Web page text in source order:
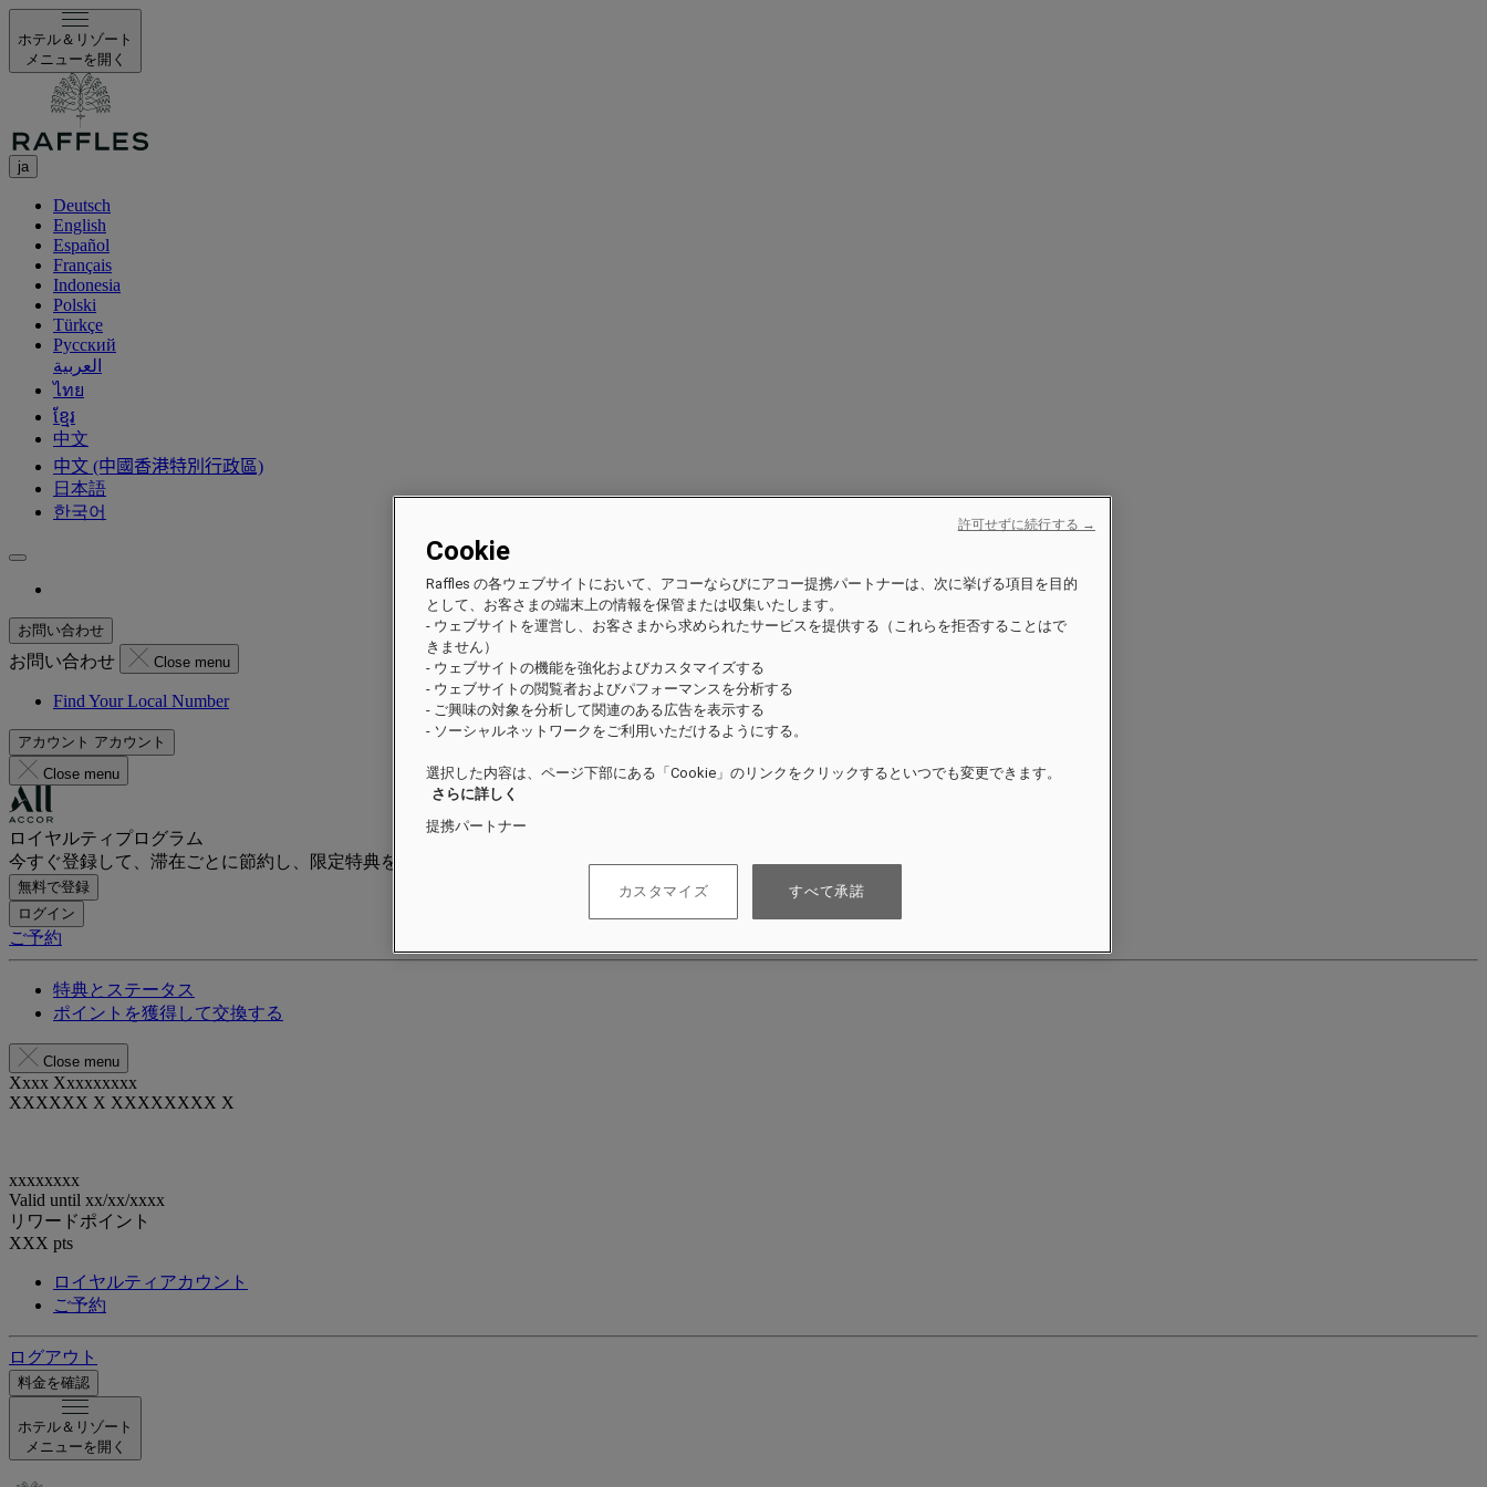
ホテル＆リゾート
メニューを開く
ja
Deutsch
English
Español
Français
Indonesia
Polski
Türkçe
Русский
العربية
ไทย
ខ្មែរ
中文
中文 (中國香港特別行政區)
日本語
한국어
お問い合わせ
お問い合わせ Close menu
Find Your Local Number
アカウント アカウント
Close menu
ロイヤルティプログラム
今すぐ登録して、滞在ごとに節約し、限定特典をお楽しみください。
無料で登録
ログイン
ご予約
特典とステータス
ポイントを獲得して交換する
Close menu
Xxxx Xxxxxxxxx
XXXXXX X XXXXXXXX X
xxxxxxxx
Valid until xx/xx/xxxx
リワードポイント
XXX pts
ロイヤルティアカウント
ご予約
ログアウト
料金を確認
ホテル＆リゾート
メニューを開く
Cookie
Raffles の各ウェブサイトにおいて、アコーならびにアコー提携パートナーは、次に挙げる項目を目的
として、お客さまの端末上の情報を保管または収集いたします。
- ウェブサイトを運営し、お客さまから求められたサービスを提供する（これらを拒否することはで
きません）
- ウェブサイトの機能を強化およびカスタマイズする
- ウェブサイトの閲覧者およびパフォーマンスを分析する
- ご興味の対象を分析して関連のある広告を表示する
- ソーシャルネットワークをご利用いただけるようにする。
選択した内容は、ページ下部にある「Cookie」のリンクをクリックするといつでも変更できます。
さらに詳しく
提携パートナー
カスタマイズ すべて承諾
許可せずに続行する →